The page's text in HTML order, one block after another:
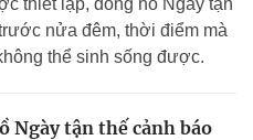
thiết lập, đồng hồ Ngày tận
nửa đêm, thời điểm mà
thể sinh sống được.
Ngày tận thế cảnh báo